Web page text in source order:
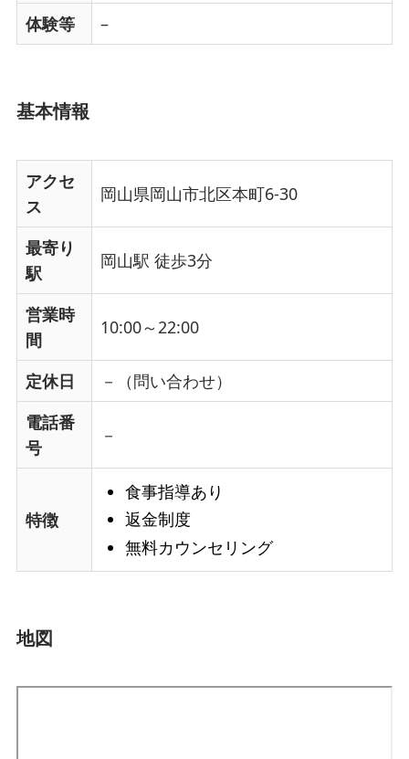
体験等
–
基本情報
アクセ
ス
岡山県岡山市北区本町6-30
最寄り
駅
岡山駅 徒歩3分
営業時
間
10:00～22:00
定休日
－（問い合わせ）
電話番
号
－
特徴
食事指導あり
返金制度
無料カウンセリング
地図